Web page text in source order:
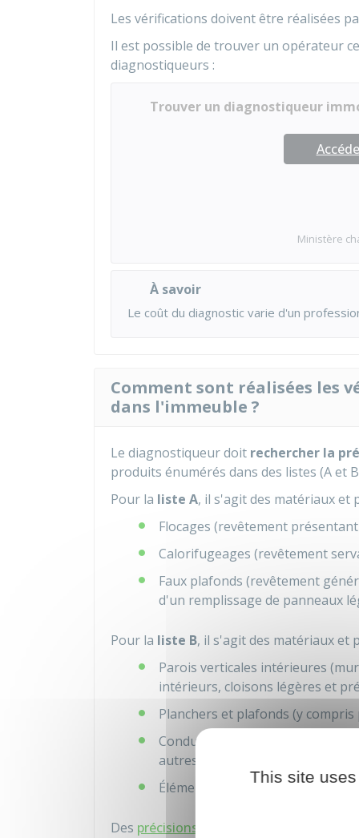
Les vérifications doivent être réalisées
Il est possible de trouver un opérateur
diagnostiqueurs :
Trouver un diagnostiqueur
Ministère
À savoir
Le coût du diagnostic varie d'un
Comment sont réalisées les
dans l'immeuble ?
Le diagnostiqueur doit rechercher la
produits énumérés dans des listes (A et
Pour la liste A, il s'agit des matériaux et
Flocages (revêtement
Calorifugeages (revêtement
Faux plafonds (revêtement
d'un remplissage de panneaux
Pour la liste B, il s'agit des matériaux et
Parois verticales intérieures
intérieurs, cloisons légères et
Planchers et plafonds (y
Conduits, canalisations et
autres fluides..., clapets/volets
Éléments extérieurs (bardages
Des précisions
sont à connaître
This site